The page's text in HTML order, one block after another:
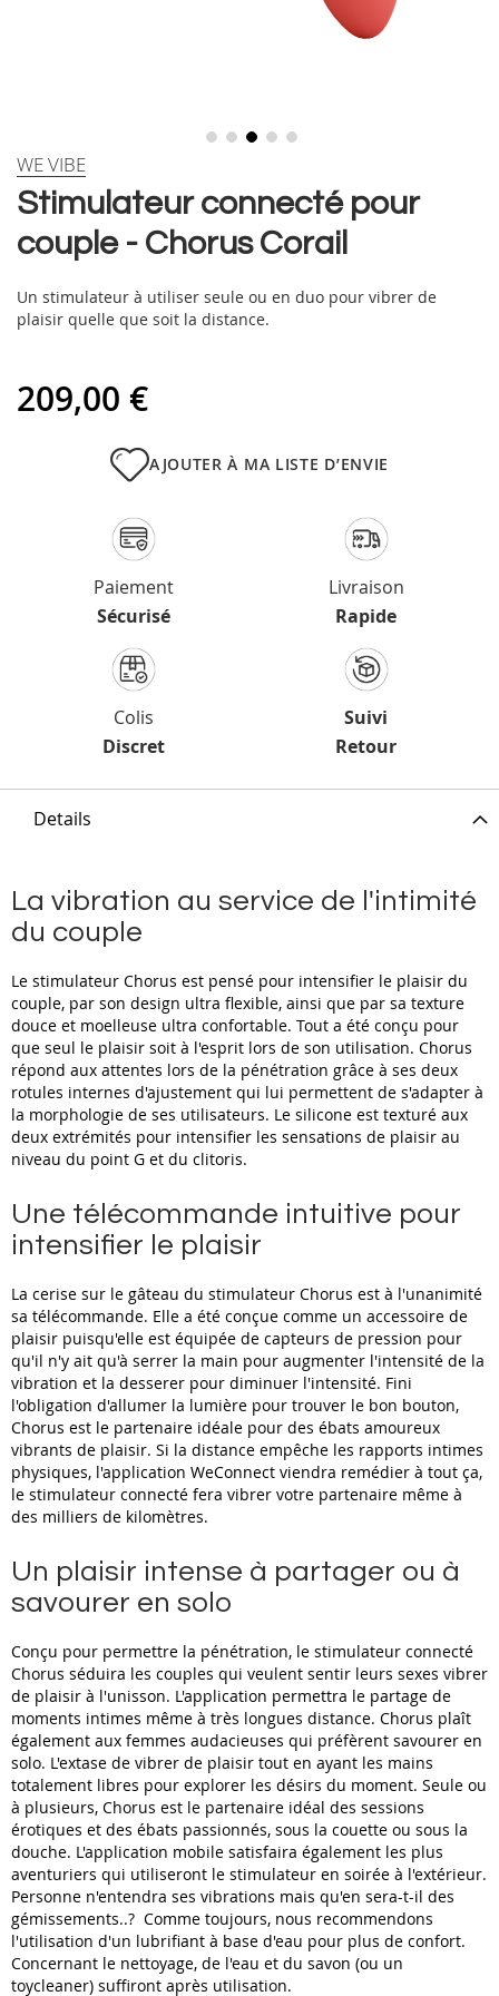
Skip
the
images
gallery
Stimulateur connecté pour
couple - Chorus Corail
WE VIBE
Un stimulateur à utiliser seule ou en duo pour vibrer de
plaisir quelle que soit la distance.
209,00 €
AJOUTER À MA LISTE D’ENVIE
Paiement
Sécurisé
Livraison
Rapide
Colis
Discret
Suivi
Retour
Details
La vibration au service de l'intimité
du couple
Le stimulateur Chorus est pensé pour intensifier le plaisir du
couple, par son design ultra flexible, ainsi que par sa texture
douce et moelleuse ultra confortable. Tout a été conçu pour
que seul le plaisir soit à l'esprit lors de son utilisation. Chorus
répond aux attentes lors de la pénétration grâce à ses deux
rotules internes d'ajustement qui lui permettent de s'adapter à
la morphologie de ses utilisateurs. Le silicone est texturé aux
deux extrémités pour intensifier les sensations de plaisir au
niveau du point G et du clitoris.
Une télécommande intuitive pour
intensifier le plaisir
La cerise sur le gâteau du stimulateur Chorus est à l'unanimité
sa télécommande. Elle a été conçue comme un accessoire de
plaisir puisqu'elle est équipée de capteurs de pression pour
qu'il n'y ait qu'à serrer la main pour augmenter l'intensité de la
vibration et la desserer pour diminuer l'intensité. Fini
l'obligation d'allumer la lumière pour trouver le bon bouton,
Chorus est le partenaire idéale pour des ébats amoureux
vibrants de plaisir. Si la distance empêche les rapports intimes
physiques, l'application WeConnect viendra remédier à tout ça,
le stimulateur connecté fera vibrer votre partenaire même à
des milliers de kilomètres.
Un plaisir intense à partager ou à
savourer en solo
Conçu pour permettre la pénétration, le stimulateur connecté
Chorus séduira les couples qui veulent sentir leurs sexes vibrer
de plaisir à l'unisson. L'application permettra le partage de
moments intimes même à très longues distance. Chorus plaît
également aux femmes audacieuses qui préfèrent savourer en
solo. L'extase de vibrer de plaisir tout en ayant les mains
totalement libres pour explorer les désirs du moment. Seule ou
à plusieurs, Chorus est le partenaire idéal des sessions
érotiques et des ébats passionnés, sous la couette ou sous la
douche. L'application mobile satisfaira également les plus
aventuriers qui utiliseront le stimulateur en soirée à l'extérieur.
Personne n'entendra ses vibrations mais qu'en sera-t-il des
gémissements..? Comme toujours, nous recommendons
l'utilisation d'un lubrifiant à base d'eau pour plus de confort.
Concernant le nettoyage, de l'eau et du savon (ou un
toycleaner) suffiront après utilisation.